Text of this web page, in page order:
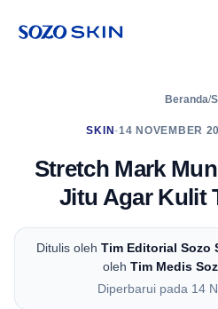
Beranda/
SKIN•14 NOVEMBER
Stretch Mark
Jitu Agar Kulit
Ditulis oleh Tim Editorial Sozo
oleh Tim Medis
Diperbarui pada 14